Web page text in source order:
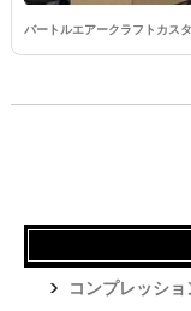
バートルエアークラフトカス
コンプレッショ